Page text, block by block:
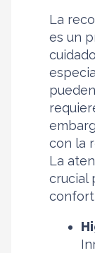
La
es un
con la
La
crucial
confort